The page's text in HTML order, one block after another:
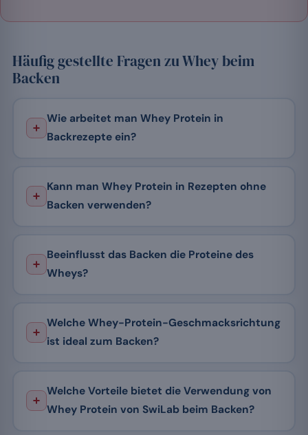
Häufig gestellte Fragen zu Whey beim
Backen
Wie arbeitet man Whey Protein in
Backrezepte ein?
Kann man Whey Protein in Rezepten ohne
Backen verwenden?
Beeinflusst das Backen die Proteine des
Wheys?
Welche Whey-Protein-Geschmacksrichtung
ist ideal zum Backen?
Welche Vorteile bietet die Verwendung von
Whey Protein von SwiLab beim Backen?